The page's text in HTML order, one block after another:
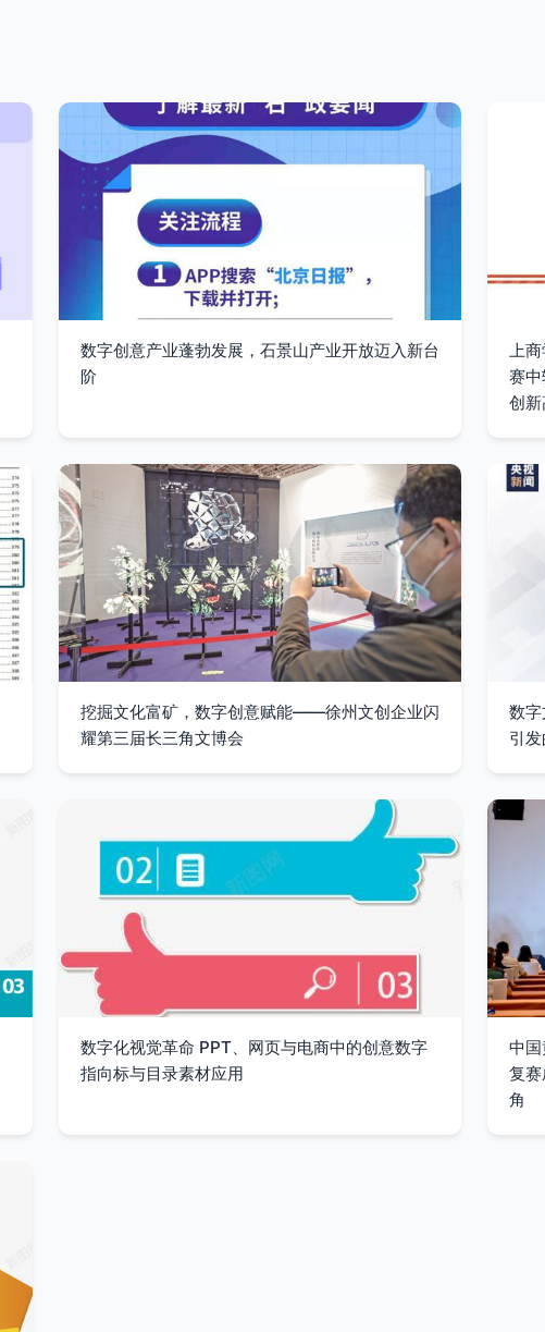
数字创意产业蓬勃发展，石景山产业开放迈入新台
阶
上
赛
创新
挖掘文化富矿，数字创意赋能——徐州文创企业闪
耀第三届长三角文博会
数
引
数字化视觉革命 PPT、网页与电商中的创意数字
指向标与目录素材应用
中
复
角